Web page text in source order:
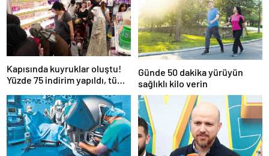
Kapısında kuyruklar oluştu!
Yüzde 75 indirim yapıldı, tüm
Günde 50 dakika yürüyün
sağlıklı kilo verin